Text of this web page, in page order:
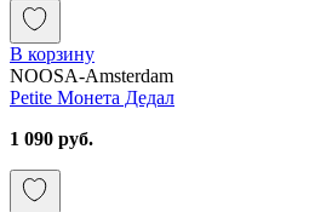
В корзину
NOOSA-Amsterdam
Petite Монета Дедал
1 090 руб.